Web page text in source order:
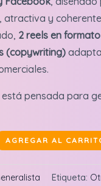
atractiva y
2 reels en
(copywriting)
está pensada para
AGREGAR AL
Etiqueta: